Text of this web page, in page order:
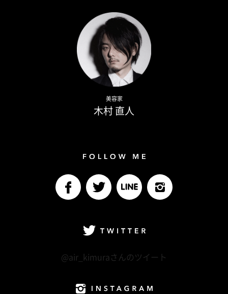
美容家
木村 直人
@air_kimuraさんのツイート